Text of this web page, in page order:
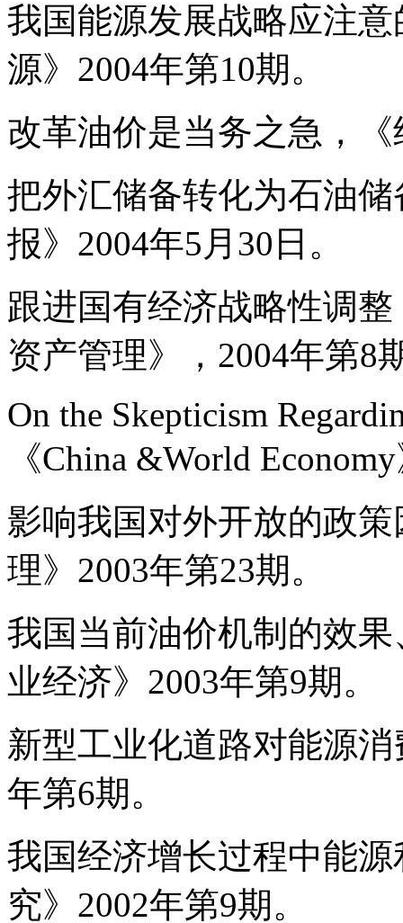
我国能源发展战略应注
源》2004年第10期。
改革油价是当务之急，
把外汇储备转化为石油
报》2004年5月30日。
跟进国有经济战略性调
资产管理》，2004年第8
On the Skepticism
《China &World
影响我国对外开放的政
理》2003年第23期。
我国当前油价机制的效
业经济》2003年第9期。
新型工业化道路对能源
年第6期。
我国经济增长过程中能
究》2002年第9期。